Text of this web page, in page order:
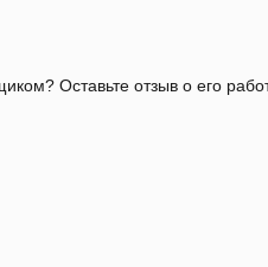
Оставьте отзыв о его